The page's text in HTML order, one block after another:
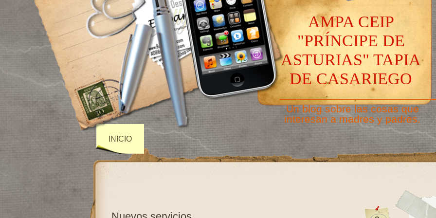
AMPA CEIP
"PRÍNCIPE DE
ASTURIAS" TAPIA
DE CASARIEGO
Un blog sobre las cosas que
interesan a madres y padres.
INICIO